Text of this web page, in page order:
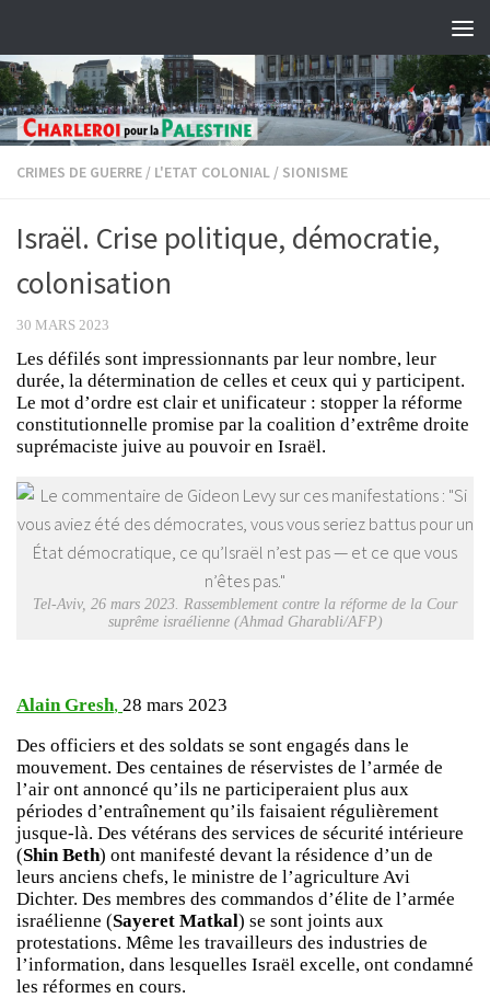
CRIMES DE GUERRE / L'ETAT COLONIAL / SIONISME
Israël. Crise politique, démocratie,
colonisation
30 MARS 2023
Les défilés sont impressionnants par leur nombre, leur
durée, la détermination de celles et ceux qui y participent.
Le mot d’ordre est clair et unificateur : stopper la réforme
constitutionnelle promise par la coalition d’extrême droite
suprémaciste juive au pouvoir en Israël.
Tel-Aviv, 26 mars 2023. Rassemblement contre la réforme de la Cour
suprême israélienne (Ahmad Gharabli/AFP)
Alain Gresh, 28 mars 2023
Des officiers et des soldats se sont engagés dans le
mouvement. Des centaines de réservistes de l’armée de
l’air ont annoncé qu’ils ne participeraient plus aux
périodes d’entraînement qu’ils faisaient régulièrement
jusque-là. Des vétérans des services de sécurité intérieure
(Shin Beth) ont manifesté devant la résidence d’un de
leurs anciens chefs, le ministre de l’agriculture Avi
Dichter. Des membres des commandos d’élite de l’armée
israélienne (Sayeret Matkal) se sont joints aux
protestations. Même les travailleurs des industries de
l’information, dans lesquelles Israël excelle, ont condamné
les réformes en cours.